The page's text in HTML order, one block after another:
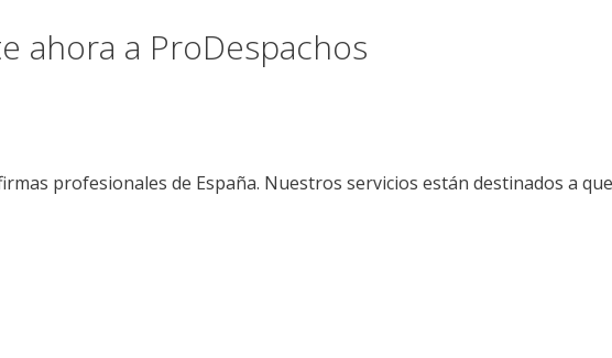
ahora a ProDespachos
profesionales de España. Nuestros servicios están destinados a